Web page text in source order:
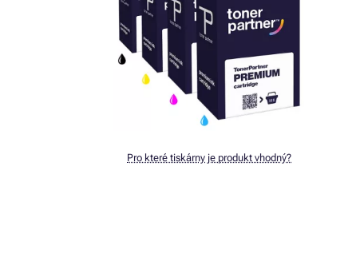
Pro které tiskárny je produkt vhodný?